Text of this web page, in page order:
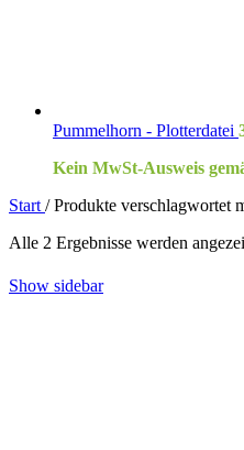
Pummelhorn - Plotterdatei
Kein MwSt-Ausweis
Start / Produkte verschlagwortet
Alle 2 Ergebnisse werden
Show sidebar